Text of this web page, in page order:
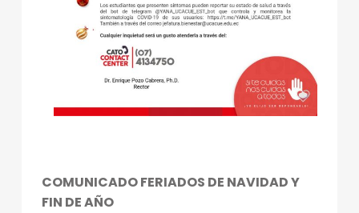
COMUNICADO FERIADOS DE NAVIDAD Y
FIN DE AÑO